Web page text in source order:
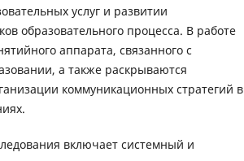
услуг и развитии
образовательного процесса. В работе
аппарата, связанного с
а также раскрываются
коммуникационных стратегий в
включает системный и